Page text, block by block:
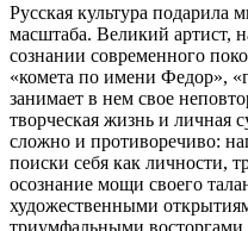
Русская культура подарила
масштаба. Великий артист,
сознании современного
«комета по имени Федор»,
занимает в нем свое
творческая жизнь и личная
сложно и противоречиво:
поиски себя как личности,
осознание мощи своего
художественными
триумфальными